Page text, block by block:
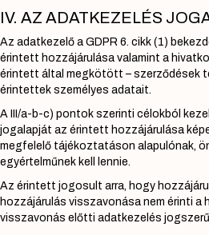
IV. AZ ADATKEZELÉS
Az adatkezelő a GDPR 6. cikk (1)
érintett hozzájárulása valamint a
érintett által megkötött – szerződések
érintettek személyes adatait.
A III/a-b-c) pontok szerinti célokból
jogalapját az érintett hozzájárulása
megfelelő tájékoztatáson alapulónak,
egyértelműnek kell lennie.
Az érintett jogosult arra, hogy
hozzájárulás visszavonása nem érinti a
visszavonás előtti adatkezelés